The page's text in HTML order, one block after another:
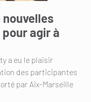
nouvelles
agir à
a eu le plaisir
des participantes
par Aix-Marseille